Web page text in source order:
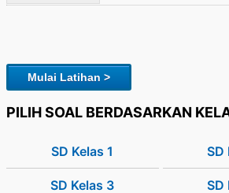
Mulai Latihan >
PILIH SOAL BERDASARKAN
SD Kelas 1 SD
SD Kelas 3 SD